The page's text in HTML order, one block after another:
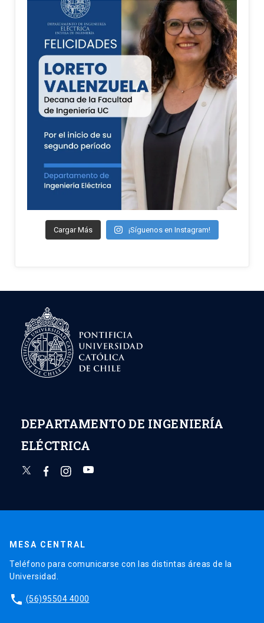
Cargar Más ¡Síguenos en Instagram!
DEPARTAMENTO DE INGENIERÍA
ELÉCTRICA
MESA CENTRAL
Teléfono para comunicarse con las distintas áreas de la
Universidad.
phone (56)95504 4000